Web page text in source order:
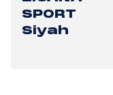
SPORT
Siyah